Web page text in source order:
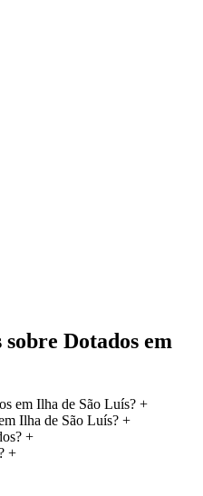
Dotados em
em Ilha de São Luís? +
Ilha de São Luís? +
+
+